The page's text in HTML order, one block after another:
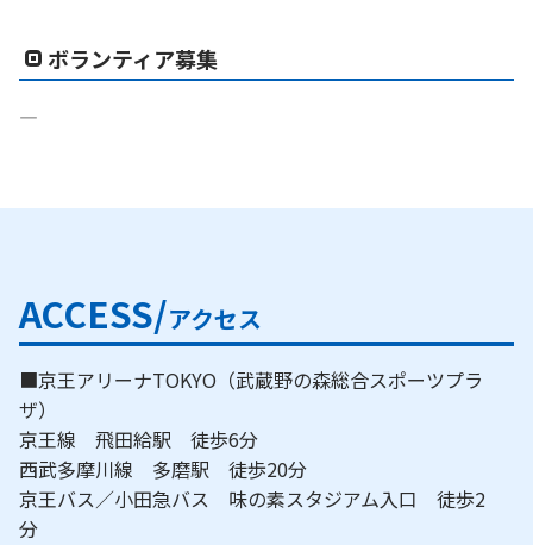
ボランティア募集
―
ACCESS/アクセス
■京王アリーナTOKYO（武蔵野の森総合スポーツプラ
ザ）
京王線 飛田給駅 徒歩6分
西武多摩川線 多磨駅 徒歩20分
京王バス／小田急バス 味の素スタジアム入口 徒歩2
分